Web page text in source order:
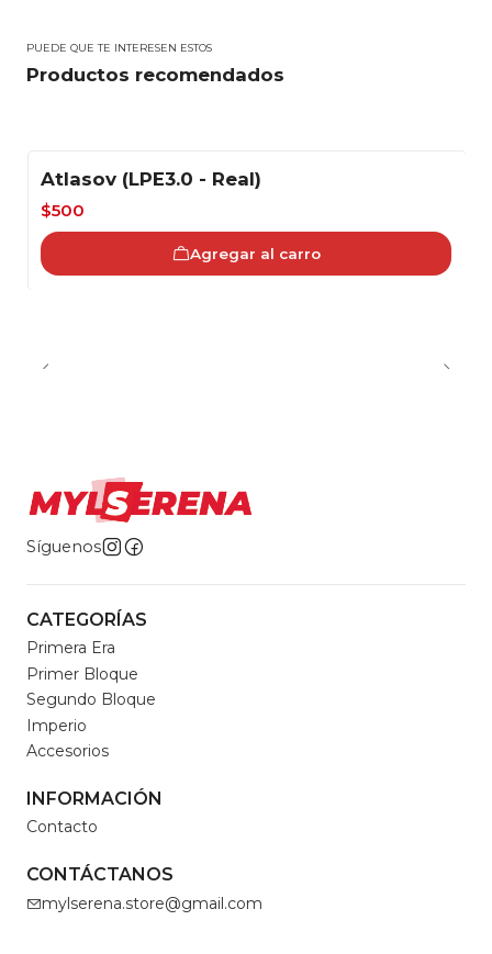
PUEDE QUE TE INTERESEN ESTOS
Productos recomendados
-38%
Atlasov (LPE3.0 - Real)
$500
Agregar al carro
Síguenos
CATEGORÍAS
Primera Era
Primer Bloque
Segundo Bloque
Imperio
Accesorios
INFORMACIÓN
Contacto
CONTÁCTANOS
mylserena.store@gmail.com